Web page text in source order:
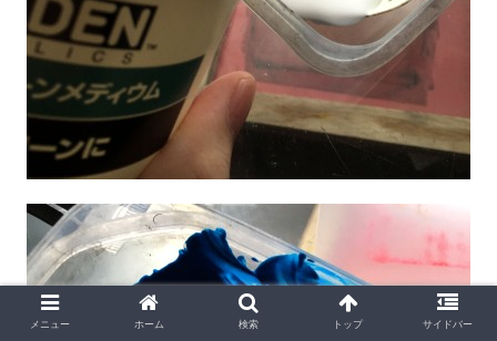
メニュー ホーム 検索 トップ サイドバー